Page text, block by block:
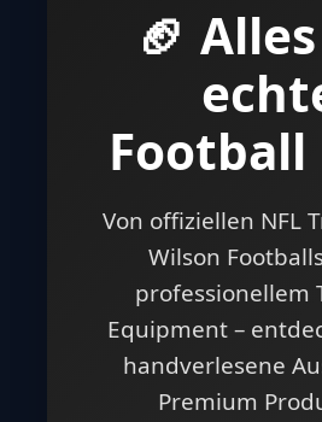
🏈
Football
Von offiziellen NFL
Wilson
professionellem
Equipment –
handverlesene
Premium